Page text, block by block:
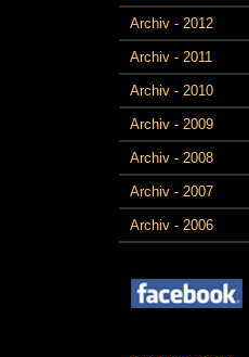
Archiv - 2012
Archiv - 2011
Archiv - 2010
Archiv - 2009
Archiv - 2008
Archiv - 2007
Archiv - 2006